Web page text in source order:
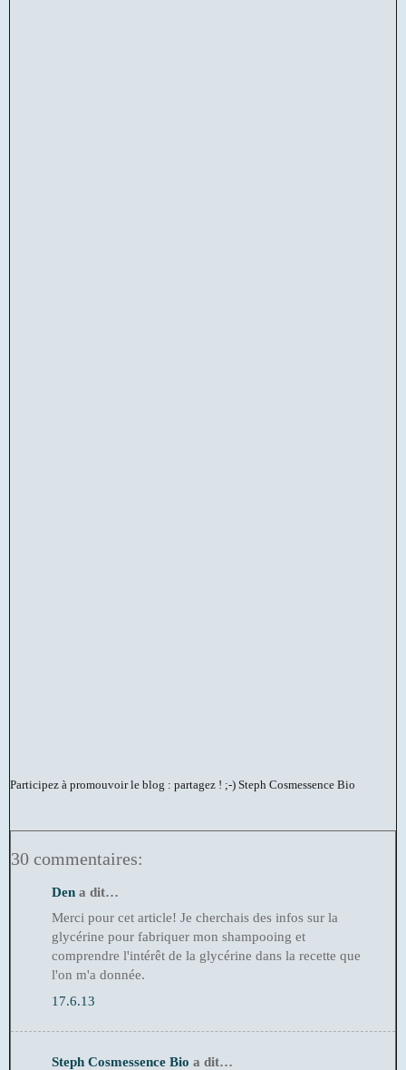
Participez à promouvoir le blog : partagez ! ;-) Steph Cosmessence Bio
30 commentaires:
Den a dit…
Merci pour cet article! Je cherchais des infos sur la
glycérine pour fabriquer mon shampooing et
comprendre l'intérêt de la glycérine dans la recette que
l'on m'a donnée.
17.6.13
Steph Cosmessence Bio a dit…